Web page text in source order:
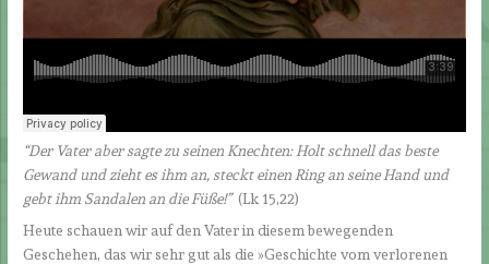
“Der Vater aber sagte zu seinen Knechten: Holt schnell das beste
Gewand und zieht es ihm an, steckt einen Ring an seine Hand und
gebt ihm Sandalen an die Füße!” (Lk 15,22)
Heute schauen wir auf den Vater in diesem bewegenden
Geschehen, das wir sehr gut als die »Geschichte vom verlorenen